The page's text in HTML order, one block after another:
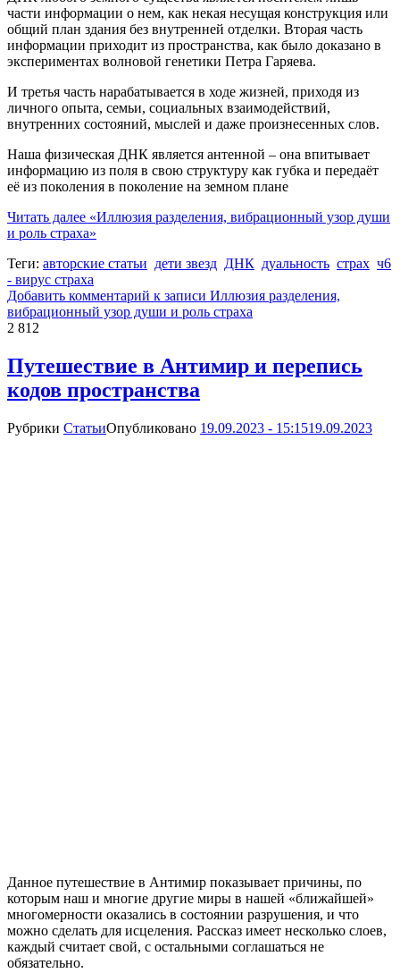
части информации о нем, как некая несущая конструкция или
общий план здания без внутренней отделки. Вторая часть
информации приходит из пространства, как было доказано в
экспериментах волновой генетики Петра Гаряева.
И третья часть нарабатывается в ходе жизней, приходя из
личного опыта, семьи, социальных взаимодействий,
внутренних состояний, мыслей и даже произнесенных слов.
Наша физическая ДНК является антенной – она впитывает
информацию из поля в свою структуру как губка и передаёт
её из поколения в поколение на земном плане
Читать далее «Иллюзия разделения, вибрационный узор души
и роль страха»
Теги: авторские статьи дети звезд ДНК дуальность страх ч6
- вирус страха
Добавить комментарий к записи Иллюзия разделения,
вибрационный узор души и роль страха
2 812
Путешествие в Антимир и перепись
кодов пространства
Рубрики СтатьиОпубликовано 19.09.2023 - 15:1519.09.2023
Данное путешествие в Антимир показывает причины, по
которым наш и многие другие миры в нашей «ближайшей»
многомерности оказались в состоянии разрушения, и что
можно сделать для исцеления. Рассказ имеет несколько слоев,
каждый считает свой, с остальными соглашаться не
обязательно.